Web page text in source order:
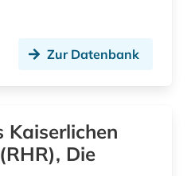
deutschland : abgabenordnung (1)
deutschland : finanzgerichtsordnung (1)
deutschland <deutsches reich> (1)
deutschland <östliche länder> (1)
Zur Datenbank
Kaiserlichen
Die